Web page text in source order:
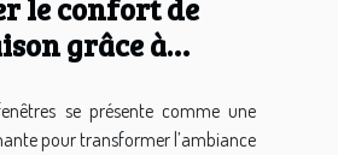
le confort de
grâce à
se présente comme une
pour transformer l’ambiance